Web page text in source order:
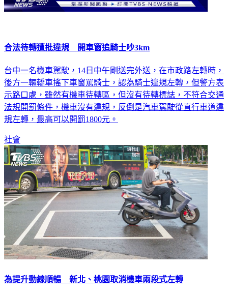
合法待轉遭批違規 開車窗追騎士吵3km
台中一名機車駕駛，14日中午剛送完外送，在市政路左轉時，
後方一輛轎車搖下車窗罵騎士，認為騎士違規左轉，但警方表
示路口處，雖然有機車待轉區，但沒有待轉標誌，不符合交通
法規開罰條件，機車沒有違規，反倒是汽車駕駛從直行車道違
規左轉，最高可以開罰1800元。
社會
為提升動線順暢 新北、桃園取消機車兩段式左轉